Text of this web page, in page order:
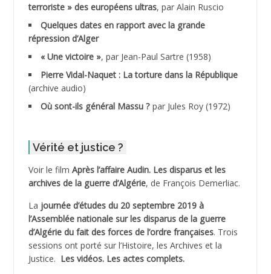
ADDALA Boualem*
ADDANE
ADDECHE Rachid
ADELIOUAT Vve AIT SAADA
ADJANI Khaled
ADJAOUT
ADNI Mohamed Akli
ADOUL Arab *
terroriste » des européens ultras, par Alain Ruscio
Quelques dates en rapport avec la grande
répression d’Alger
« Une victoire », par Jean-Paul Sartre (1958)
Pierre Vidal-Naquet : La torture dans la République
(archive audio)
Où sont-ils général Massu ? par Jules Roy (1972)
Vérité et justice ?
Voir le film Après l’affaire Audin. Les disparus et les
archives de la guerre d’Algérie, de François Demerliac.
La journée d’études du 20 septembre 2019 à
l’Assemblée nationale sur les disparus de la guerre
d’Algérie du fait des forces de l’ordre françaises. Trois
sessions ont porté sur l’Histoire, les Archives et la
Justice. Les vidéos. Les actes complets.